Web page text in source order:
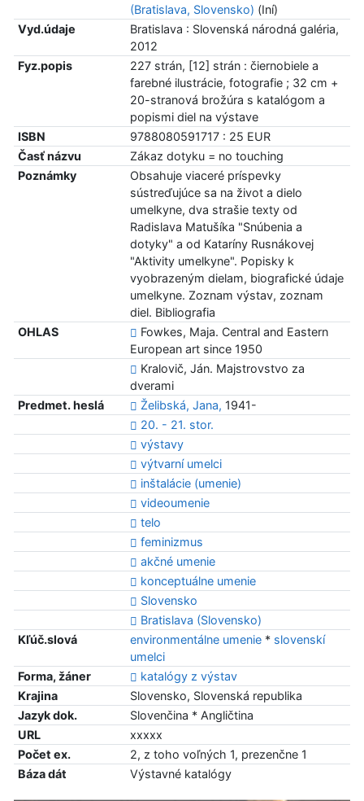
(Bratislava, Slovensko) (Iní)
Vyd.údaje
Bratislava : Slovenská národná galéria,
2012
Fyz.popis
227 strán, [12] strán : čiernobiele a
farebné ilustrácie, fotografie ; 32 cm +
20-stranová brožúra s katalógom a
popismi diel na výstave
ISBN
9788080591717 : 25 EUR
Časť názvu
Zákaz dotyku = no touching
Poznámky
Obsahuje viaceré príspevky
sústreďujúce sa na život a dielo
umelkyne, dva strašie texty od
Radislava Matušíka "Snúbenia a
dotyky" a od Kataríny Rusnákovej
"Aktivity umelkyne". Popisky k
vyobrazeným dielam, biografické údaje
umelkyne. Zoznam výstav, zoznam
diel. Bibliografia
OHLAS
Fowkes, Maja. Central and Eastern
European art since 1950
Kralovič, Ján. Majstrovstvo za
dverami
Predmet. heslá
Želibská, Jana, 1941-
20. - 21. stor.
výstavy
výtvarní umelci
inštalácie (umenie)
videoumenie
telo
feminizmus
akčné umenie
konceptuálne umenie
Slovensko
Bratislava (Slovensko)
Kľúč.slová
environmentálne umenie* slovenskí
umelci
Forma, žáner
katalógy z výstav
Krajina
Slovensko, Slovenská republika
Jazyk dok.
Slovenčina * Angličtina
URL
xxxxx
Počet ex.
2, z toho voľných 1, prezenčne 1
Báza dát
Výstavné katalógy